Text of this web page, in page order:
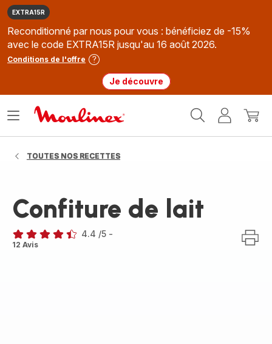
EXTRA15R
Reconditionné par nous pour vous : bénéficiez de -15%
avec le code EXTRA15R jusqu'au 16 août 2026.
Conditions de l'offre
Je découvre
MonMon
Ouvrir
TOUTES NOS RECETTES
Confiture de lait
ratings.4.4
4.4 /5 -
12 Avis